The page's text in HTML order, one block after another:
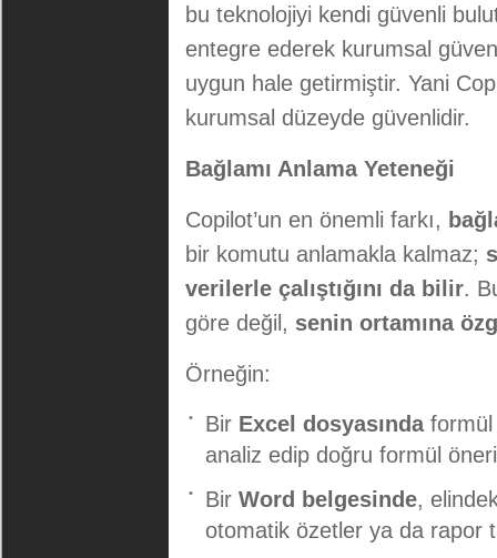
bu teknolojiyi kendi güvenli
entegre ederek kurumsal
uygun hale getirmiştir. Yani
kurumsal düzeyde güvenlidir.
Bağlamı Anlama Yeteneği
Copilot’un en önemli farkı,
bir komutu anlamakla kalmaz;
verilerle çalıştığını da bilir.
göre değil, senin ortamına
Örneğin:
Bir Excel dosyasındaformül
analiz edip doğru formül
Bir Word belgesinde,
otomatik özetler ya da rapor